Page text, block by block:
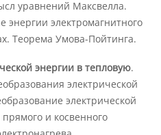
местах
уравнений Максвелла.
электромагнитного
Теорема Умова-Пойтинга.
энергии в тепловую.
электрической
электрической
и косвенного